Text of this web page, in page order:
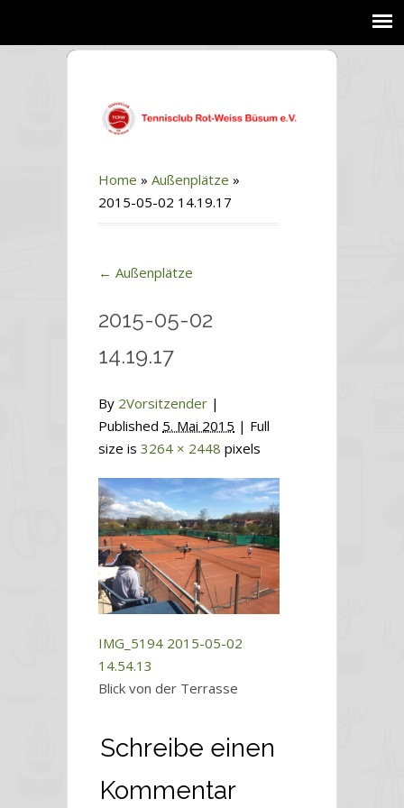
Home » Außenplätze »
2015-05-02 14.19.17
← Außenplätze
2015-05-02
14.19.17
By 2Vorsitzender |
Published 5. Mai 2015 | Full
size is 3264 × 2448 pixels
IMG_5194 2015-05-02
14.54.13
Blick von der Terrasse
Schreibe einen
Kommentar